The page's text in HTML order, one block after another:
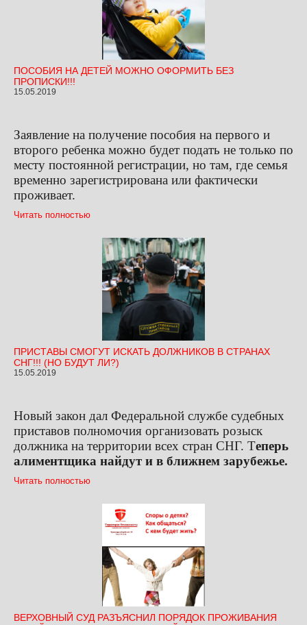
ПОСОБИЯ НА ДЕТЕЙ МОЖНО ОФОРМИТЬ БЕЗ
ПРОПИСКИ!!!
15.05.2019
Заявление на получение пособия на первого и
второго ребенка можно будет подать не только по
месту постоянной регистрации, но там, где семья
временно зарегистрирована или фактически
проживает.
Читать полностью
ПРИСТАВЫ СМОГУТ ИСКАТЬ ДОЛЖНИКОВ В СТРАНАХ
СНГ!!! (НО БУДУТ ЛИ?)
15.05.2019
Новый закон дал Федеральной службе судебных
приставов полномочия организовать розыск
должника на территории всех стран СНГ. Теперь
алиментщика найдут и в ближнем зарубежье.
Читать полностью
ВЕРХОВНЫЙ СУД РАЗЪЯСНИЛ ПОРЯДОК ПРОЖИВАНИЯ